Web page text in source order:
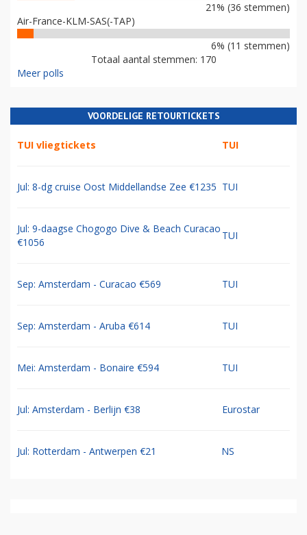
21% (36 stemmen)
Air-France-KLM-SAS(-TAP)
6% (11 stemmen)
Totaal aantal stemmen: 170
Meer polls
VOORDELIGE RETOURTICKETS
TUI vliegtickets TUI
Jul: 8-dg cruise Oost Middellandse Zee €1235 TUI
Jul: 9-daagse Chogogo Dive & Beach Curacao
€1056
TUI
Sep: Amsterdam - Curacao €569 TUI
Sep: Amsterdam - Aruba €614 TUI
Mei: Amsterdam - Bonaire €594 TUI
Jul: Amsterdam - Berlijn €38 Eurostar
Jul: Rotterdam - Antwerpen €21 NS